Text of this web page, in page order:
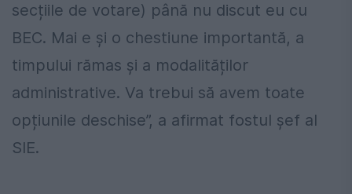
secțiile de votare) până nu discut eu cu
BEC. Mai e și o chestiune importantă, a
timpului rămas și a modalităților
administrative. Va trebui să avem toate
opțiunile deschise”, a afirmat fostul șef al
SIE.